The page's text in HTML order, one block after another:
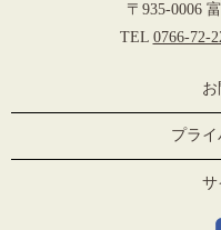
〒935-0006
TEL 0766-72-
プラ
サ